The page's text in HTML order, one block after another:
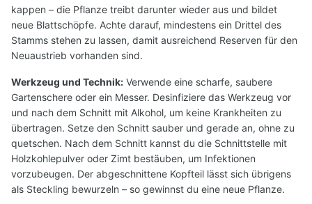
kappen – die Pflanze treibt darunter wieder aus und bildet
neue Blattschöpfe. Achte darauf, mindestens ein Drittel des
Stamms stehen zu lassen, damit ausreichend Reserven für den
Neuaustrieb vorhanden sind.
Werkzeug und Technik: Verwende eine scharfe, saubere
Gartenschere oder ein Messer. Desinfiziere das Werkzeug vor
und nach dem Schnitt mit Alkohol, um keine Krankheiten zu
übertragen. Setze den Schnitt sauber und gerade an, ohne zu
quetschen. Nach dem Schnitt kannst du die Schnittstelle mit
Holzkohlepulver oder Zimt bestäuben, um Infektionen
vorzubeugen. Der abgeschnittene Kopfteil lässt sich übrigens
als Steckling bewurzeln – so gewinnst du eine neue Pflanze.